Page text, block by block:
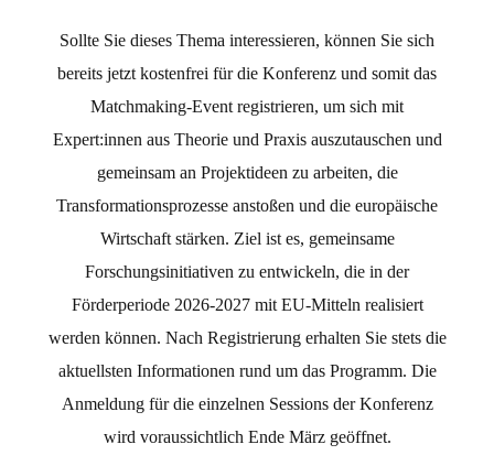
Sollte Sie dieses Thema interessieren, können Sie sich
bereits jetzt kostenfrei für die Konferenz und somit das
Matchmaking-Event registrieren, um sich mit
Expert:innen aus Theorie und Praxis auszutauschen und
gemeinsam an Projektideen zu arbeiten, die
Transformationsprozesse anstoßen und die europäische
Wirtschaft stärken. Ziel ist es, gemeinsame
Forschungsinitiativen zu entwickeln, die in der
Förderperiode 2026-2027 mit EU-Mitteln realisiert
werden können. Nach Registrierung erhalten Sie stets die
aktuellsten Informationen rund um das Programm. Die
Anmeldung für die einzelnen Sessions der Konferenz
wird voraussichtlich Ende März geöffnet.